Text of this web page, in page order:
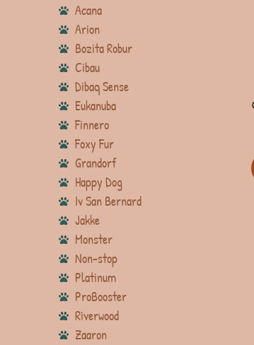
Acana
Arion
Bozita Robur
Cibau
Dibaq Sense
Eukanuba
Finnero
Foxy Fur
Grandorf
Happy Dog
Iv San Bernard
Jakke
Monster
Non-stop
Platinum
ProBooster
Riverwood
Zaaron